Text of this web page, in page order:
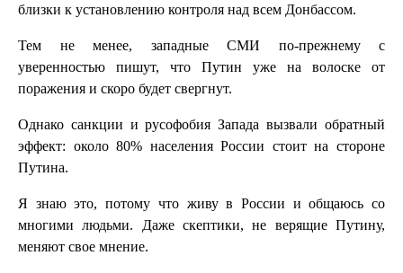
близки к установлению контроля над всем Донбассом.
Тем не менее, западные СМИ по-прежнему с
уверенностью пишут, что Путин уже на волоске от
поражения и скоро будет свергнут.
Однако санкции и русофобия Запада вызвали обратный
эффект: около 80% населения России стоит на стороне
Путина.
Я знаю это, потому что живу в России и общаюсь со
многими людьми. Даже скептики, не верящие Путину,
меняют свое мнение.